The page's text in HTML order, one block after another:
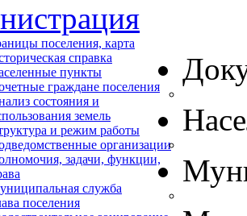
поселения, карта
справка
пункты
граждане поселения
состояния и
земель
и режим работы
организации
задачи, функции,
служба
поселения